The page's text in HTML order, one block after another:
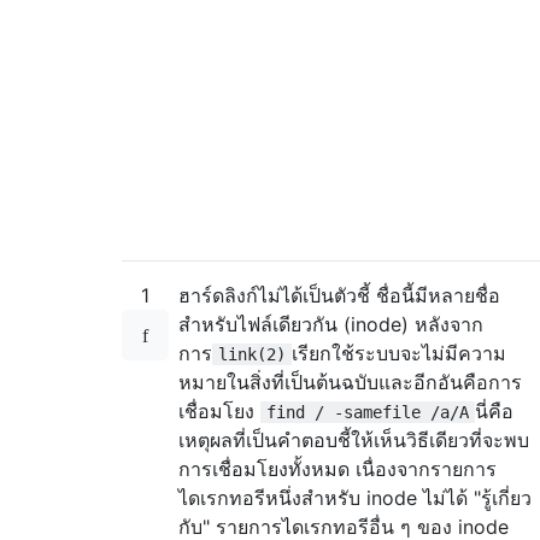
1
ฮาร์ดลิงก์ไม่ได้เป็นตัวชี้ ชื่อนี้มีหลายชื่อ
สำหรับไฟล์เดียวกัน (inode) หลังจาก
การ link(2) เรียกใช้ระบบจะไม่มีความ
หมายในสิ่งที่เป็นต้นฉบับและอีกอันคือการ
เชื่อมโยง
find / -samefile /a/A นี่คือ
เหตุผลที่เป็นคำตอบชี้ให้เห็นวิธีเดียวที่จะพบ
การเชื่อมโยงทั้งหมด เนื่องจากรายการ
ไดเรกทอรีหนึ่งสำหรับ inode ไม่ได้ "รู้เกี่ยว
กับ" รายการไดเรกทอรีอื่น ๆ ของ inode